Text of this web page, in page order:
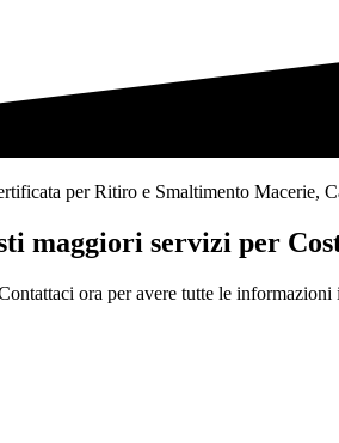
per Ritiro e Smaltimento
maggiori servizi per